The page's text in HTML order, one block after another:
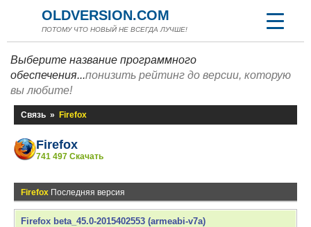
OLDVERSION.COM
ПОТОМУ ЧТО НОВЫЙ НЕ ВСЕГДА ЛУЧШЕ!
Выберите название программного
обеспечения...понизить рейтинг до версии, которую
вы любите!
Связь » Firefox
Firefox
741 497 Скачать
Firefox Последняя версия
Firefox beta_45.0-2015402553 (armeabi-v7a)